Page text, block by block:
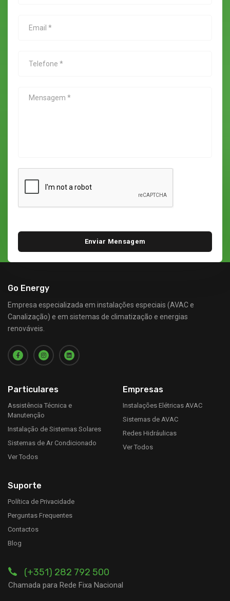
Go Energy
Empresa especializada em instalações especiais (AVAC e
Canalização) e em sistemas de climatização e energias
renováveis.
Particulares
Assistência Técnica e
Manutenção
Instalação de Sistemas Solares
Sistemas de Ar Condicionado
Ver Todos
Empresas
Instalações Elétricas AVAC
Sistemas de AVAC
Redes Hidráulicas
Ver Todos
Suporte
Política de Privacidade
Perguntas Frequentes
Contactos
Blog
(+351) 282 792 500
Chamada para Rede Fixa Nacional